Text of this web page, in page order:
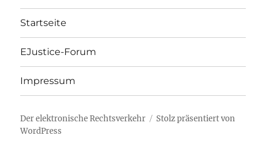
Startseite
EJustice-Forum
Impressum
Der elektronische Rechtsverkehr
Stolz präsentiert von
WordPress